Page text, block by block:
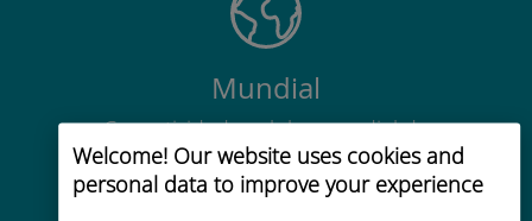
Welcome! Our website uses cookies and
personal data to improve your experience
Mundial
Conectividade celular mundial de
alta qualidade em mais de 200
destinos